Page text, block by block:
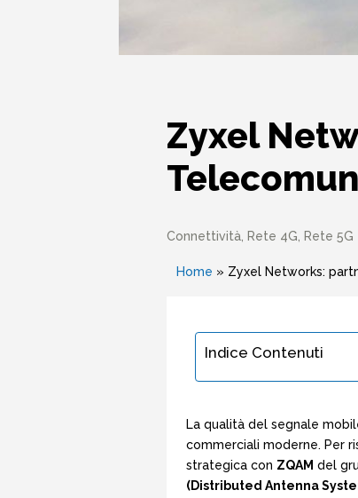
Zyxel
Connettività, Rete 4G, Rete 5G
Home » Zyxel Networks:
Indice Contenuti
La qualità del segnale
commerciali moderne. Per
strategica con ZQAM del
(Distributed Antenna